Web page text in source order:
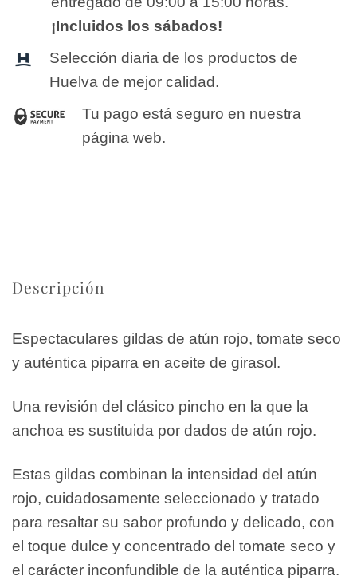
¡Incluidos los sábados!
Selección diaria de los productos de
Huelva de mejor calidad.
Tu pago está seguro en nuestra
página web.
Descripción
Espectaculares gildas de atún rojo, tomate seco
y auténtica piparra en aceite de girasol.
Una revisión del clásico pincho en la que la
anchoa es sustituida por dados de atún rojo.
Estas gildas combinan la intensidad del atún
rojo, cuidadosamente seleccionado y tratado
para resaltar su sabor profundo y delicado, con
el toque dulce y concentrado del tomate seco y
el carácter inconfundible de la auténtica piparra.